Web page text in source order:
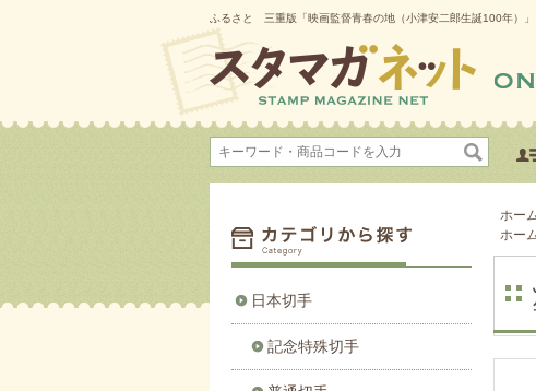
ふるさと 三重版「映画監督青春の地（小津安二郎生誕100年）
ホー
ホー
日本切手
記念特殊切手